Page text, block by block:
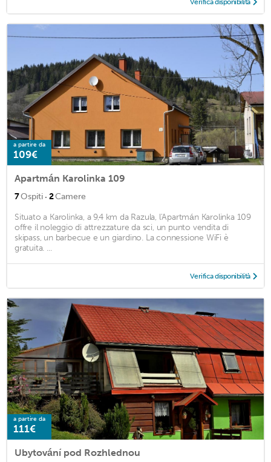
a partire da
109€
Apartmán Karolinka 109
7Ospiti · 2Camere
Situato a Karolinka, a 9,4 km da Razula, l'Apartmán Karolinka 109
offre il noleggio di attrezzature da sci, un punto vendita di
skipass, un barbecue e un giardino. La connessione WiFi è
gratuita. ...
Verifica disponibilità
a partire da
111€
Ubytování pod Rozhlednou